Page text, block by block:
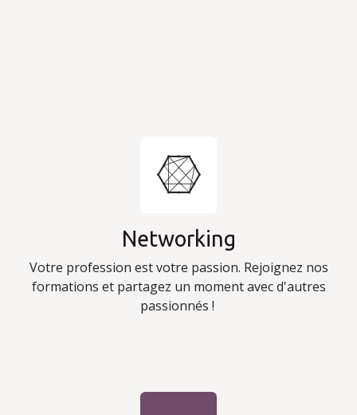
Networking
Votre profession est votre passion. Rejoignez nos
formations et partagez un moment avec d'autres
passionnés !